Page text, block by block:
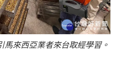
馬來西亞業者來台取經學習。